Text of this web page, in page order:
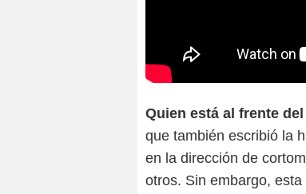
Quien está al frente
que también escribió la
en la dirección de
otros. Sin embargo,